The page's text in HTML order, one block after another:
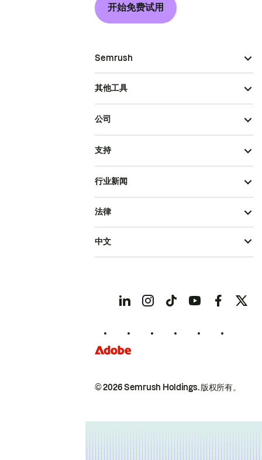
开始免费试用
Semrush
其他工具
公司
支持
行业新闻
© 2026 Semrush Holdings.版权所有。
法律
中文